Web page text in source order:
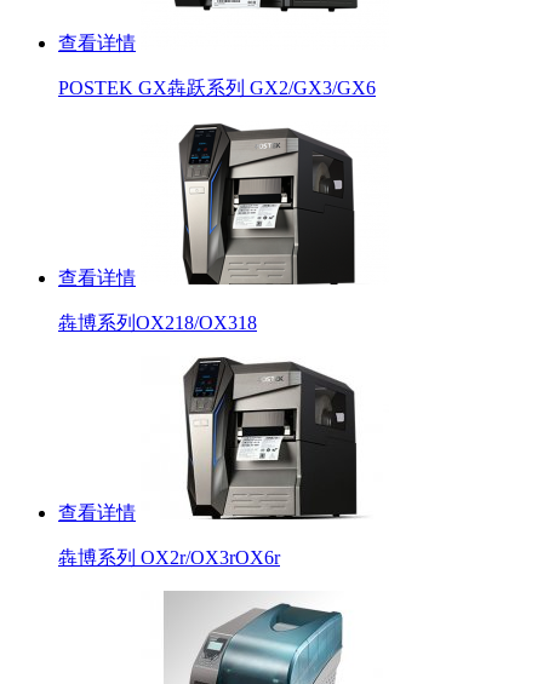
查看详情
POSTEK GX犇跃系列 GX2/GX3/GX6
查看详情
犇博系列OX218/OX318
查看详情
犇博系列 OX2r/OX3rOX6r